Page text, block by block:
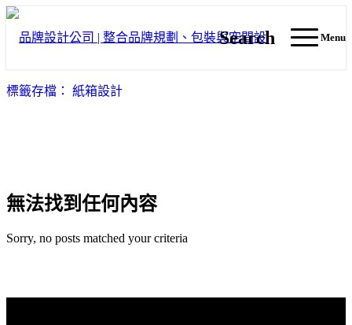
Search Menu
標籤存檔： 紙箱設計
無法找到任何內容
Sorry, no posts matched your criteria